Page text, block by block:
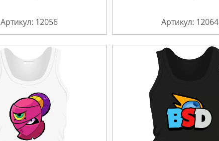
Артикул: 12056 Артикул: 12064